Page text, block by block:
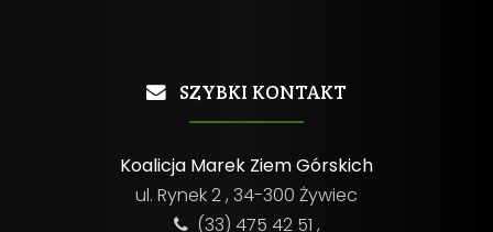
SZYBKI KONTAKT
Koalicja Marek Ziem Górskich
ul. Rynek 2 , 34-300 Żywiec
(33) 475 42 51 ,